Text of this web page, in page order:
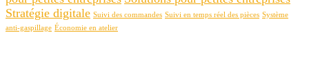
Stratégie digitale Suivi des commandes Suivi en temps réel des pièces Système
anti-gaspillage Économie en atelier